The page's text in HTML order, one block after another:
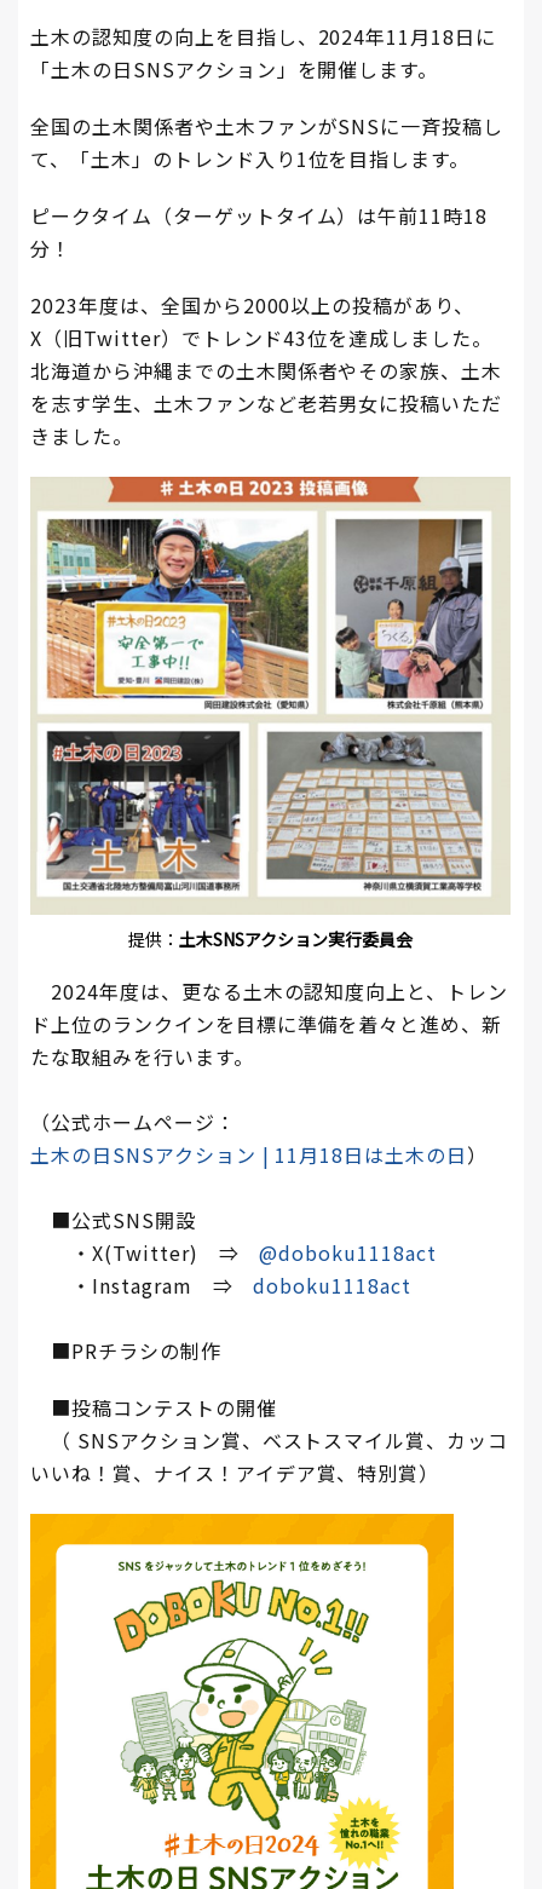
土木の認知度の向上を目指し、2024年11月18日に
「土木の日SNSアクション」を開催します。
全国の土木関係者や土木ファンがSNSに一斉投稿し
て、「土木」のトレンド入り1位を目指します。
ピークタイム（ターゲットタイム）は午前11時18
分！
2023年度は、全国から2000以上の投稿があり、
X（旧Twitter）でトレンド43位を達成しました。
北海道から沖縄までの土木関係者やその家族、土木
を志す学生、土木ファンなど老若男女に投稿いただ
きました。
提供：土木SNSアクション実行委員会
2024年度は、更なる土木の認知度向上と、トレン
ド上位のランクインを目標に準備を着々と進め、新
たな取組みを行います。
（公式ホームページ：
土木の日SNSアクション | 11月18日は土木の日）
■公式SNS開設
・X(Twitter) ⇒@doboku1118act
・Instagram ⇒doboku1118act
■PRチラシの制作
■投稿コンテストの開催
（ SNSアクション賞、ベストスマイル賞、カッコ
いいね！賞、ナイス！アイデア賞、特別賞）